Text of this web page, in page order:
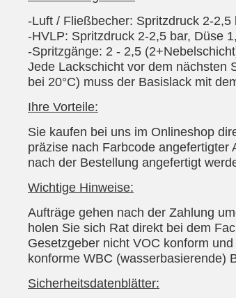
-Luft / Fließbecher: Spritzdruck 2-2,5
-HVLP: Spritzdruck 2-2,5 bar, Düse
-Spritzgänge: 2 - 2,5
Jede Lackschicht vor dem nächsten
bei 20°C) muss der Basislack mit
Ihre Vorteile:
Sie kaufen bei uns im Onlineshop
präzise nach Farbcode
nach der Bestellung angefertigt
Wichtige Hinweise:
Aufträge gehen nach der Zahlung
holen Sie sich Rat direkt bei dem
Gesetzgeber nicht VOC konform
konforme WBC (wasserbasierende)
Sicherheitsdatenblätter: